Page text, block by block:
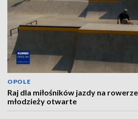
OPOLE
Raj dla miłośników jazdy na
młodzieży otwarte